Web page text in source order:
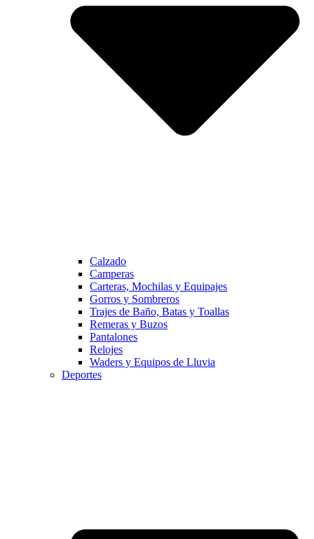
Calzado
Camperas
Carteras, Mochilas y Equipajes
Gorros y Sombreros
Trajes de Baño, Batas y Toallas
Remeras y Buzos
Pantalones
Relojes
Waders y Equipos de Lluvia
Deportes